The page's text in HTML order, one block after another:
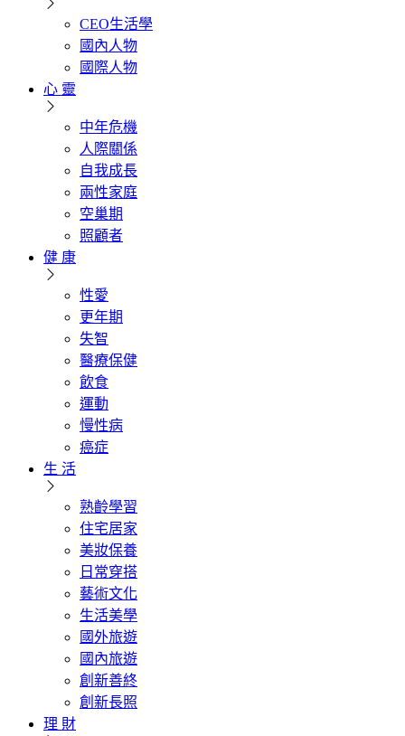
CEO生活學
國內人物
國際人物
心 靈
中年危機
人際關係
自我成長
兩性家庭
空巢期
照顧者
健 康
性愛
更年期
失智
醫療保健
飲食
運動
慢性病
癌症
生 活
熟齡學習
住宅居家
美妝保養
日常穿搭
藝術文化
生活美學
國外旅遊
國內旅遊
創新善終
創新長照
理 財